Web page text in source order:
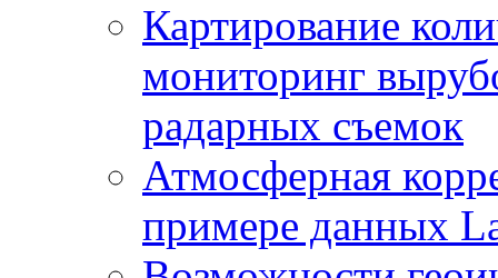
Картирование
мониторинг
радарных съемок
Атмосферная
примере данных